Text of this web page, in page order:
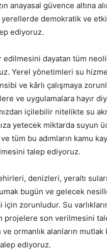
anayasal güvence altına
demokratik ve
ediyoruz.
edilmesini dayatan tüm
Yerel yönetimleri su
ve kârlı çalışmaya
ve uygulamalara hayır
içilebilir nitelikte su
yetecek miktarda suyun
tüm bu adımların kamu
talep ediyoruz.
denizleri, yeraltı
bugün ve gelecek
için zorunludur. Su
projelere son verilmesini
ve ormanlık alanların mutlak
ediyoruz.